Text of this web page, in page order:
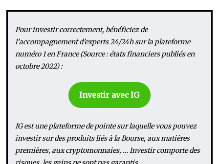
Pour investir correctement, bénéficiez de
l’accompagnement d’experts 24/24h sur la plateforme
numéro 1 en France (Source : états financiers publiés en
octobre 2022) :
Investir avec IG
IG est une plateforme de pointe sur laquelle vous pouvez
investir sur des produits liés à la Bourse, aux matières
premières, aux cryptomonnaies, … Investir comporte des